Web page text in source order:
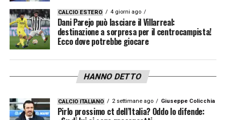
CALCIO ESTERO 4 giorni ago
Dani Parejo può lasciare il Villarreal:
destinazione a sorpresa per il centrocampista!
Ecco dove potrebbe giocare
HANNO DETTO
CALCIO ITALIANO 2 settimane ago Giuseppe Colicchia
Pirlo prossimo ct dell’Italia? Oddo lo difende: